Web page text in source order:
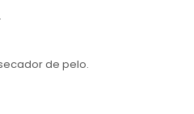
de pelo.